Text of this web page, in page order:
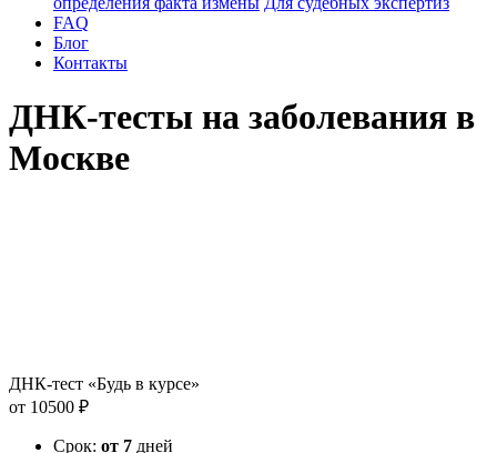
FAQ
Блог
Контакты
ДНК-тесты на заболевания в
Москве
ДНК-тест «Будь в курсе»
от 10500 ₽
Срок: от 7 дней